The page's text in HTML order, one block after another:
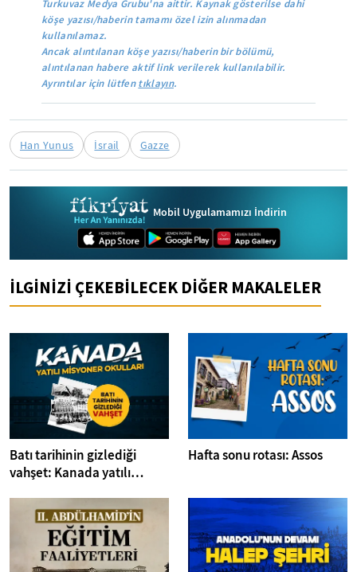
Turkuvaz Medya Grubu'na aittir. Kaynak gösterilse dahi
köşe yazısı/haberin tamamı özel izin alınmadan
kullanılamaz.
Ancak alıntılanan köşe yazısı/haberin bir bölümü,
alıntılanan habere aktif link verilerek kullanılabilir.
Ayrıntılar için lütfentıklayın.
Han Yunus İsrail Gazze
Mobil Uygulamamızı İndirin
İLGİNİZİ ÇEKEBİLECEK DİĞER MAKALELER
Batı tarihinin gizlediği
vahşet: Kanada yatılı
Hafta sonu rotası: Assos